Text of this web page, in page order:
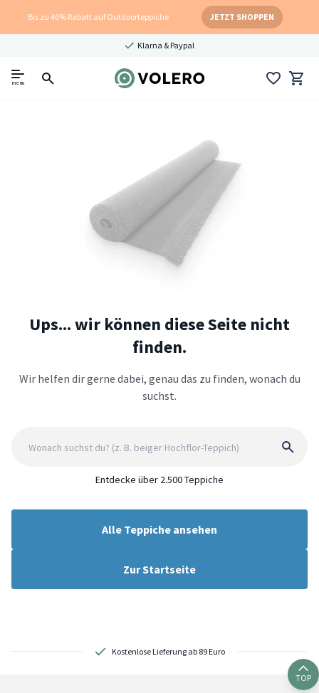
Bis zu 40% Rabatt auf Outdoorteppiche JETZT SHOPPEN
Klarna & Paypal
menu
Ups... wir können diese Seite nicht
finden.
Wir helfen dir gerne dabei, genau das zu finden, wonach du
suchst.
Entdecke über 2.500 Teppiche
Alle Teppiche ansehen
Zur Startseite
Kostenlose Lieferung ab 89 Euro
TOP